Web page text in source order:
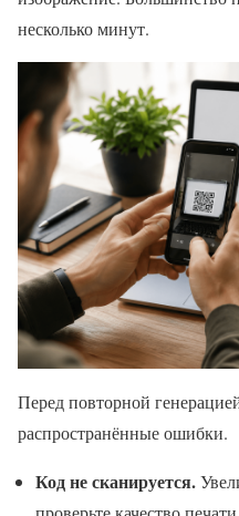
несколько минут.
Перед повторной
распространённые ошибки.
Код не сканируется.